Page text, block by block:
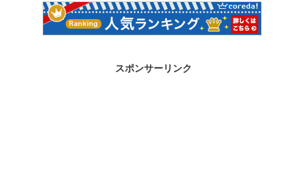
スポンサーリンク